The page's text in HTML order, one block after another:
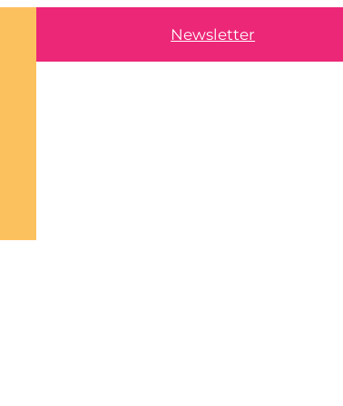
Newsletter